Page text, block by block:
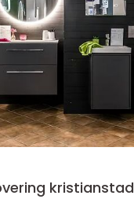
kristianstad planering,